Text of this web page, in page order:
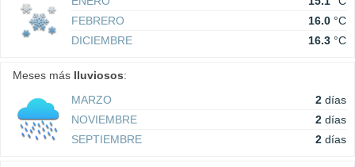
FEBRERO
16.0 °C
DICIEMBRE
16.3 °C
Meses más lluviosos:
MARZO
2 días
NOVIEMBRE
2 días
SEPTIEMBRE
2 días